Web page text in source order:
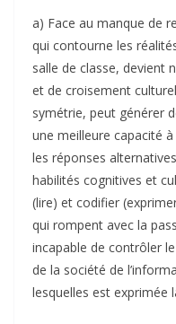
a) Face au manque de
qui contourne les
salle de classe, devient
et de croisement
symétrie, peut générer
une meilleure capacité
les réponses
habilités cognitives et
(lire) et codifier
qui rompent avec la
incapable de contrôler
de la société de
lesquelles est exprimée